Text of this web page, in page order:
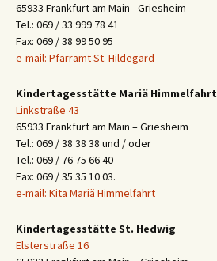
65933 Frankfurt am Main - Griesheim
Tel.: 069 / 33 999 78 41
Fax: 069 / 38 99 50 95
e-mail: Pfarramt St. Hildegard
Kindertagesstätte Mariä Himmelfahrt
Linkstraße 43
65933 Frankfurt am Main – Griesheim
Tel.: 069 / 38 38 38 und / oder
Tel.: 069 / 76 75 66 40
Fax: 069 / 35 35 10 03.
e-mail: Kita Mariä Himmelfahrt
Kindertagesstätte St. Hedwig
Elsterstraße 16